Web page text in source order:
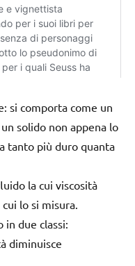
si comporta come un
solido non appena lo
tanto più duro quanta
la cui viscosità
lo si misura.
due classi:
diminuisce